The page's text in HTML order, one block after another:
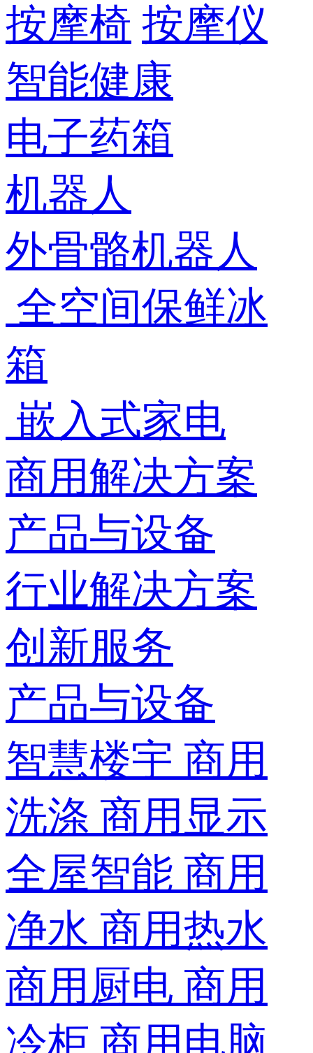
按摩椅 按摩仪
智能健康
电子药箱
机器人
外骨骼机器人
全空间保鲜冰
箱
嵌入式家电
商用解决方案
产品与设备
行业解决方案
创新服务
产品与设备
智慧楼宇 商用
洗涤 商用显示
全屋智能 商用
净水 商用热水
商用厨电 商用
冷柜 商用电脑